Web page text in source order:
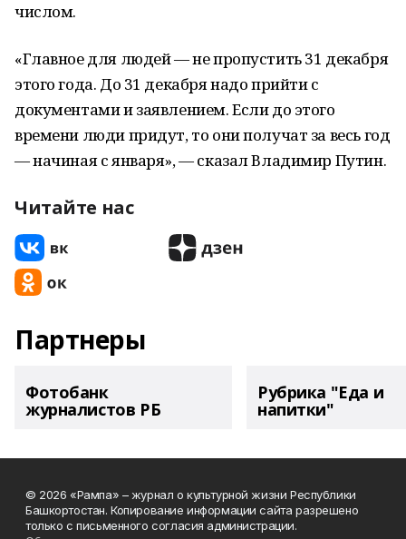
числом.
«Главное для людей — не пропустить 31 декабря
этого года. До 31 декабря надо прийти с
документами и заявлением. Если до этого
времени люди придут, то они получат за весь год
— начиная с января», — сказал Владимир Путин.
Читайте нас
Партнеры
Фотобанк
журналистов РБ
Рубрика "Еда и
напитки"
© 2026 «Рампа» – журнал о культурной жизни Республики
Башкортостан. Копирование информации сайта разрешено
только с письменного согласия администрации.